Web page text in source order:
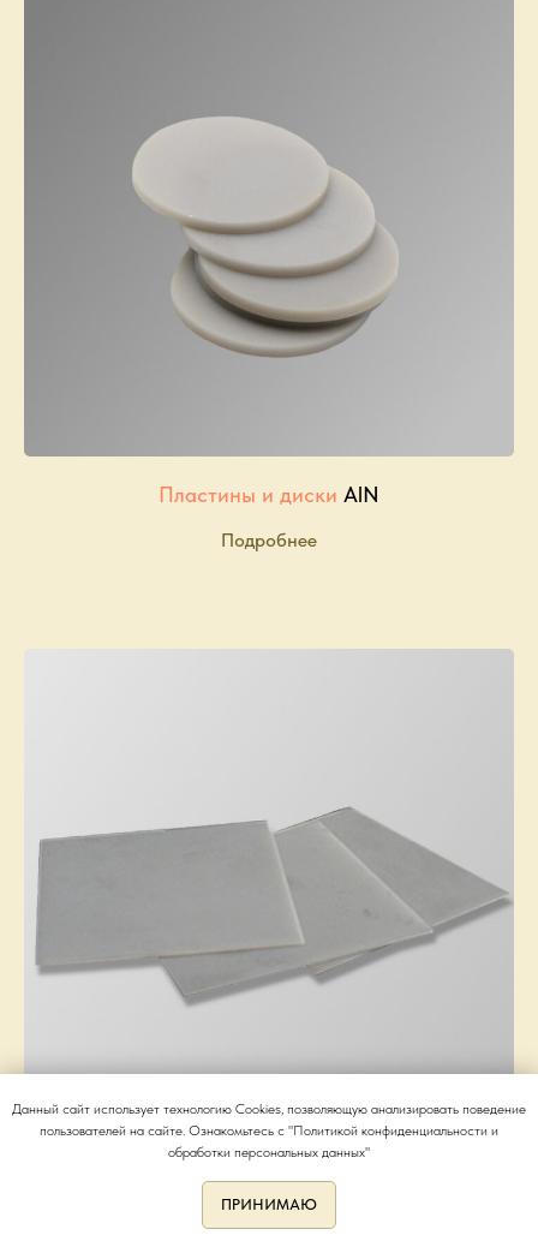
Пластины и диски AlN
Подробнее
Подложки AlN
Данный сайт использует технологию Cookies, позволяющую анализировать поведение
пользователей на сайте. Ознакомьтесь с "Политикой конфиденциальности и
обработки персональных данных"
ПРИНИМАЮ